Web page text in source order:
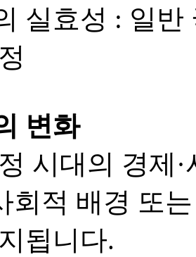
실효성 : 일
변화
시대의 경제
회적 배경 또
됩니다.